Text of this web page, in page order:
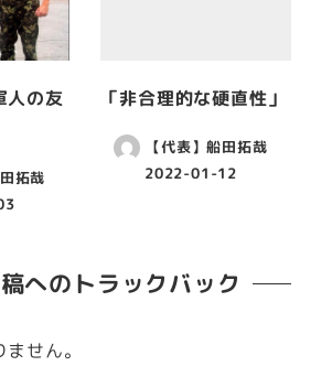
人の友
拓哉
「非合理的な硬直性」
【代表】船田拓哉
2022-01-12
へのトラックバック
せん。